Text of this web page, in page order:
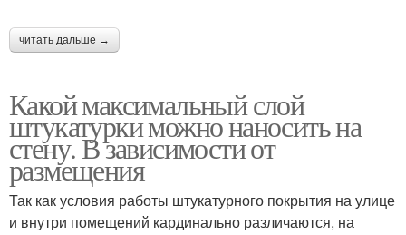
читать дальше →
Какой максимальный слой
штукатурки можно наносить на
стену. В зависимости от
размещения
Так как условия работы штукатурного покрытия на улице
и внутри помещений кардинально различаются, на